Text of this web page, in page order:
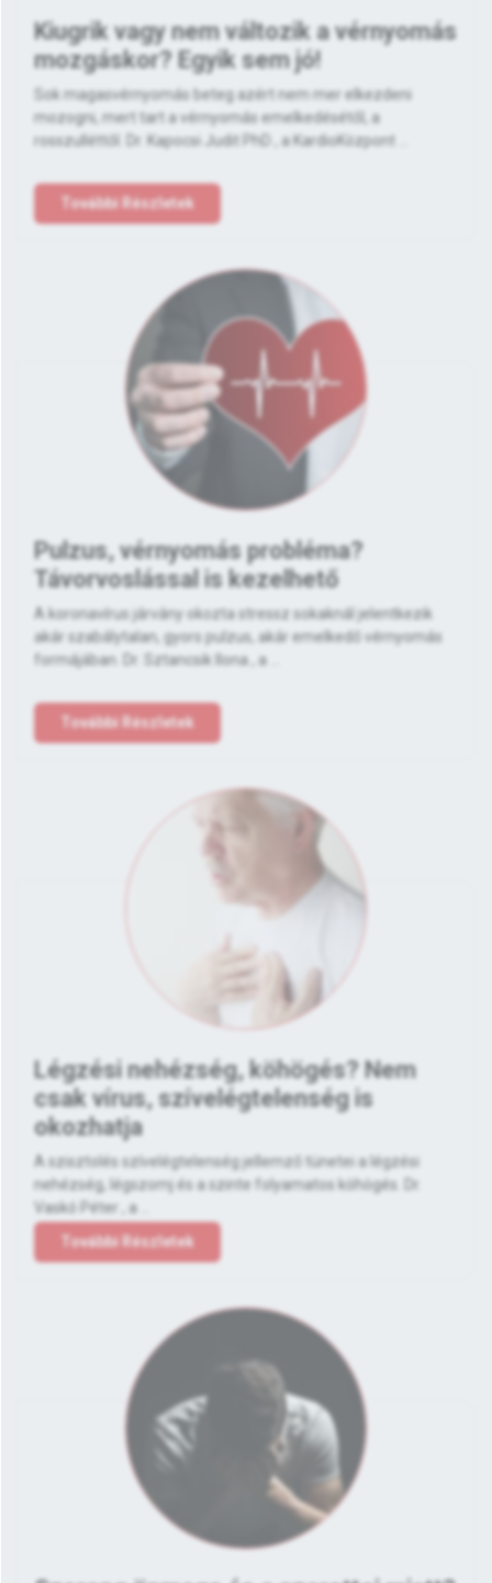
Kiugrik vagy nem változik a vérnyomás
mozgáskor? Egyik sem jó!
Sok magasvérnyomás beteg azért nem mer elkezdeni
mozogni, mert tart a vérnyomás emelkedésétől, a
rosszulléttől. Dr. Kapocsi Judit PhD , a KardioKözpont ...
További Részletek
Pulzus, vérnyomás probléma?
Távorvoslással is kezelhető
A koronavírus járvány okozta stressz sokaknál jelentkezik
akár szabálytalan, gyors pulzus, akár emelkedő vérnyomás
formájában. Dr. Sztancsik Ilona , a ...
További Részletek
Légzési nehézség, köhögés? Nem
csak vírus, szívelégtelenség is
okozhatja
A szisztolés szívelégtelenség jellemző tünetei a légzési
nehézség, légszomj és a szinte folyamatos köhögés. Dr.
Vaskó Péter , a ...
További Részletek